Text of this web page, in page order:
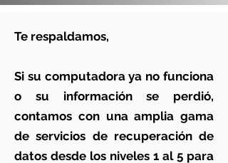
Te respaldamos,
Si su computadora ya no funciona
o su información se perdió,
contamos con una amplia gama
de servicios de recuperación de
datos desde los niveles 1 al 5 para